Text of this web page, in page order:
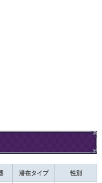
潜在タイプ 性別